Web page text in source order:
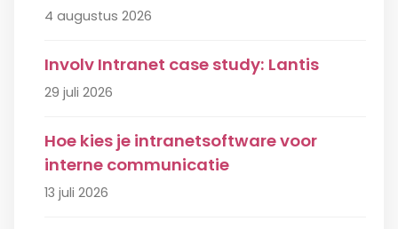
4 augustus 2026
Involv Intranet case study: Lantis
29 juli 2026
Hoe kies je intranetsoftware voor
interne communicatie
13 juli 2026